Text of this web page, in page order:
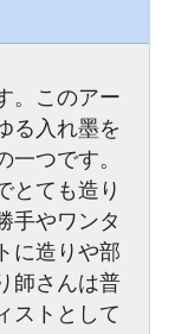
。このアー
る入れ墨を
つです。
とても造り
手やワンタ
に造りや部
師さんは普
ストとして